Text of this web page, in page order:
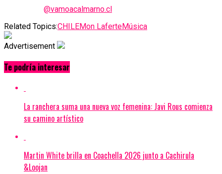
@vamoacalmarno.cl
Related Topics:CHILEMon LaferteMúsica
Advertisement
Te podría interesar
La ranchera suma una nueva voz femenina: Javi Rous comienza
su camino artístico
Martin White brilla en Coachella 2026 junto a Cachirula
&Loojan